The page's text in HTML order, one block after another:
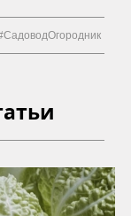
СадоводОгородник